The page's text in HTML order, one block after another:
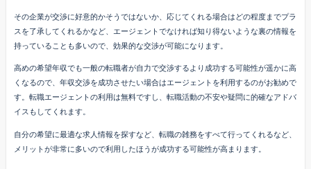
その企業が交渉に好意的かそうではないか、応じてくれる場合はどの程度までプラ
スを了承してくれるかなど、エージェントでなければ知り得ないような裏の情報を
持っていることも多いので、効果的な交渉が可能になります。
高めの希望年収でも一般の転職者が自力で交渉するより成功する可能性が遥かに高
くなるので、年収交渉を成功させたい場合はエージェントを利用するのがお勧めで
す。転職エージェントの利用は無料ですし、転職活動の不安や疑問に的確なアドバ
イスもしてくれます。
自分の希望に最適な求人情報を探すなど、転職の雑務をすべて行ってくれるなど、
メリットが非常に多いので利用したほうが成功する可能性が高まります。